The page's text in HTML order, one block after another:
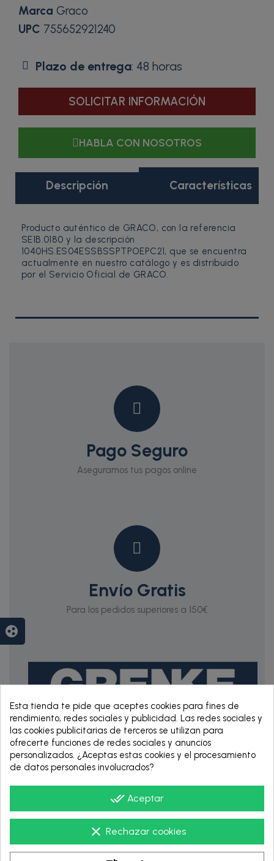
Marca Graco
UPC 755652921240
Plazo de entrega: 48 horas
SOLICITAR INFORMACIÓN
HABLA CON NOSOTROS
Descripción Características
Producto auténtico de GRACO, con la referencia
SE1B.0180 y la descripción
1040HS.ES04ESSBSSPTPOEPC21, que se encuentra
actualmente en nuestro catálogo y es distribuido
por el Servicio Oficial de GRACO.
Pago Seguro
Aseguramos tus pagos online
Envío Gratis
Para los pedidos superiores a 150€
RENTING DE 12
HASTA 60 MESES
Esta tienda te pide que aceptes cookies para fines de
rendimiento, redes sociales y publicidad. Las redes sociales y
las cookies publicitarias de terceros se utilizan para
ofrecerte funciones de redes sociales y anuncios
personalizados. ¿Aceptas estas cookies y el procesamiento
de datos personales involucrados?
done_all Aceptar
clear Rechazar cookies
group_work